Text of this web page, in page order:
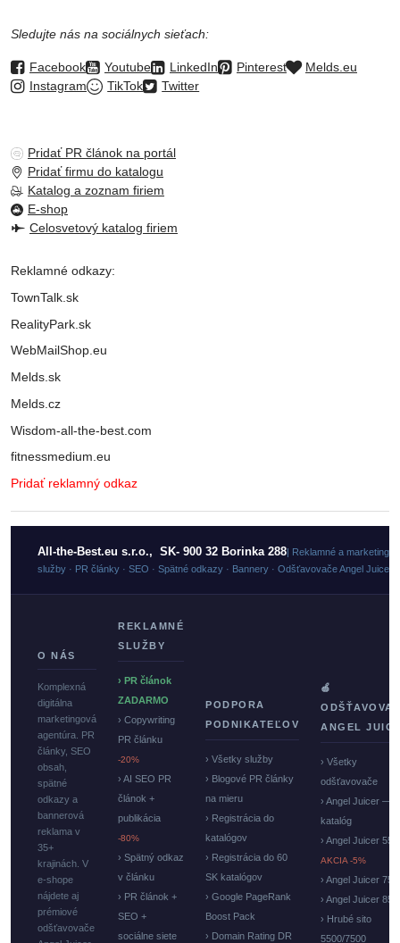
Sledujte nás na sociálnych sieťach:
Facebook Youtube LinkedIn Pinterest
Melds.eu
Instagram
TikTok Twitter
Pridať PR článok na portál
Pridať firmu do katalogu
Katalog a zoznam firiem
E-shop
Celosvetový katalog firiem
Reklamné odkazy:
TownTalk.sk
RealityPark.sk
WebMailShop.eu
Melds.sk
Melds.cz
Wisdom-all-the-best.com
fitnessmedium.eu
Pridať reklamný odkaz
All-the-Best.eu s.r.o., SK- 900 32 Borinka 288 | Reklamné a
služby · PR články · SEO · Spätné odkazy · Bannery · Odšťavovače Angel Juicer
O NÁS
Komplexná
digitálna
marketingová
agentúra. PR
články, SEO
obsah,
spätné
odkazy a
bannerová
reklama v
35+
krajinách. V
e-shope
nájdete aj
prémiové
odšťavovače
REKLAMNÉ
SLUŽBY
› PR článok
ZADARMO
› Copywriting
PR článku
-20%
› AI SEO PR
článok +
publikácia
-80%
› Spätný odkaz
v článku
› PR článok +
SEO +
sociálne siete
PODPORA
PODNIKATEĽOV
› Všetky služby
› Blogové PR články
na mieru
› Registrácia do
katalógov
› Registrácia do 60
SK katalógov
› Google PageRank
Boost Pack
› Domain Rating DR
🍏
ANGEL
› Všetky
odšťavovače
› Angel Juicer —
katalóg
› Angel Juicer
AKCIA -5%
› Angel Juicer
› Angel Juicer
› Hrubé sito
5500/7500